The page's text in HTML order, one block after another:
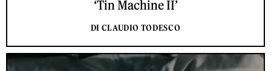
‘Tin Machine II’
DI CLAUDIO TODESCO